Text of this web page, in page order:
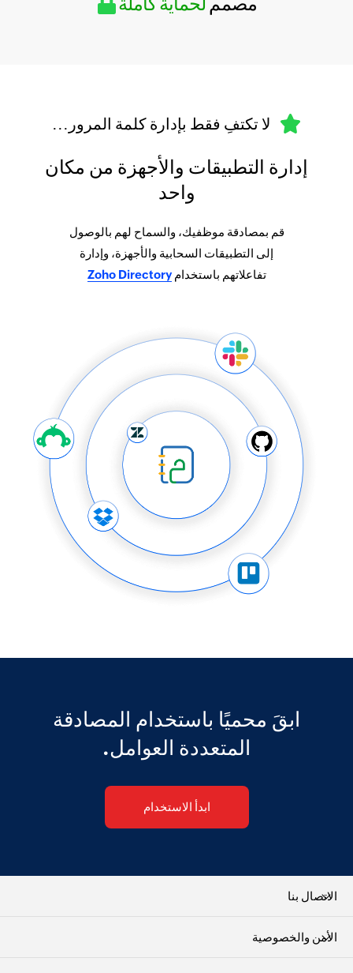
لا تكتفِ فقط بإدارة كلمة المرور...
إدارة التطبيقات والأجهزة من مكان
واحد
قم بمصادقة موظفيك، والسماح لهم بالوصول
إلى التطبيقات السحابية والأجهزة، وإدارة
تفاعلاتهم باستخدامZoho Directory
ابقَ محميًا باستخدام المصادقة
المتعددة العوامل.
ابدأ الاستخدام
الاتصال بنا
الأمن والخصوصية